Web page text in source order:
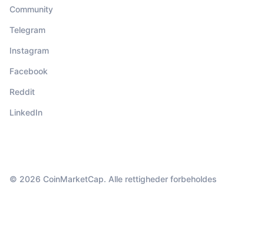
Community
Telegram
Instagram
Facebook
Reddit
LinkedIn
© 2026 CoinMarketCap. Alle rettigheder forbeholdes